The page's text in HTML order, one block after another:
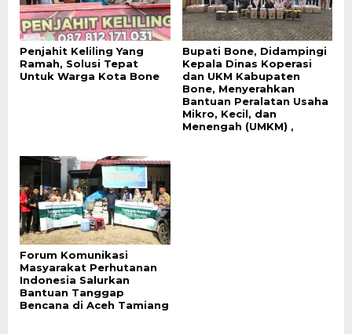
Penjahit Keliling Yang
Ramah, Solusi Tepat
Untuk Warga Kota Bone
Bupati Bone, Didampingi
Kepala Dinas Koperasi
dan UKM Kabupaten
Bone, Menyerahkan
Bantuan Peralatan Usaha
Mikro, Kecil, dan
Menengah (UMKM) ,
Forum Komunikasi
Masyarakat Perhutanan
Indonesia Salurkan
Bantuan Tanggap
Bencana di Aceh Tamiang